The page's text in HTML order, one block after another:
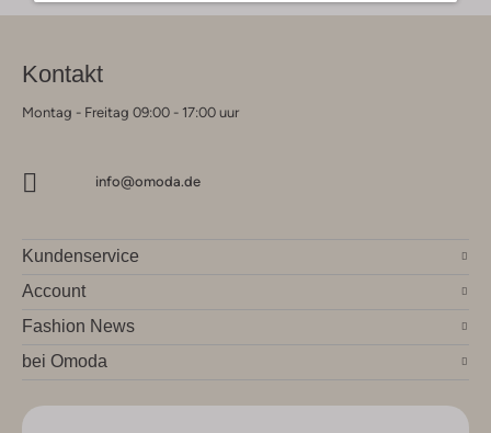
Kontakt
Montag - Freitag 09:00 - 17:00 uur
info@omoda.de
Kundenservice
Account
Fashion News
bei Omoda